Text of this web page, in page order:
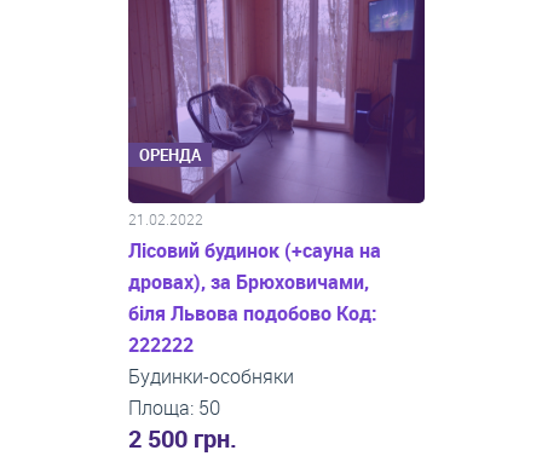
ОРЕНДА
21.02.2022
Лісовий будинок (+сауна на
дровах), за Брюховичами,
біля Львова подобово Код:
222222
Будинки-особняки
Площа: 50
2 500 грн.